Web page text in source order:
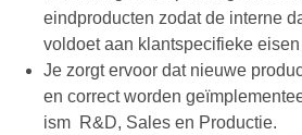
eindproducten zodat de interne
voldoet aan klantspecifieke
Je zorgt ervoor dat nieuwe
en correct worden
ism R&D, Sales en Productie.